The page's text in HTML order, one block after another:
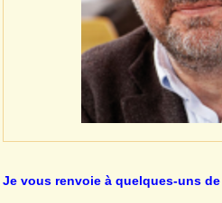
Je vous renvoie à quelques-uns